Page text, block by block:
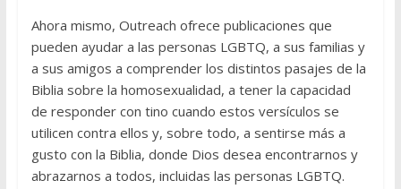
Ahora mismo, Outreach ofrece publicaciones que
pueden ayudar a las personas LGBTQ, a sus familias y
a sus amigos a comprender los distintos pasajes de la
Biblia sobre la homosexualidad, a tener la capacidad
de responder con tino cuando estos versículos se
utilicen contra ellos y, sobre todo, a sentirse más a
gusto con la Biblia, donde Dios desea encontrarnos y
abrazarnos a todos, incluidas las personas LGBTQ.